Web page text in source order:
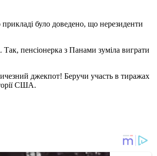
було доведено, що нерезиденти
пенсіонерка з Панами зуміла виграти
джекпот! Беручи участь в тиражах
США.